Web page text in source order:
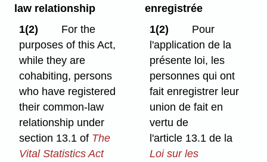
law relationship
1(2)
For the
purposes of this Act,
while they are
cohabiting, persons
who have registered
their common-law
relationship under
section 13.1 of The
Vital Statistics Act
enregistrée
1(2)
Pour
l'application de la
présente loi, les
personnes qui ont
fait enregistrer leur
union de fait en
vertu de
l'article 13.1 de la
Loi sur les